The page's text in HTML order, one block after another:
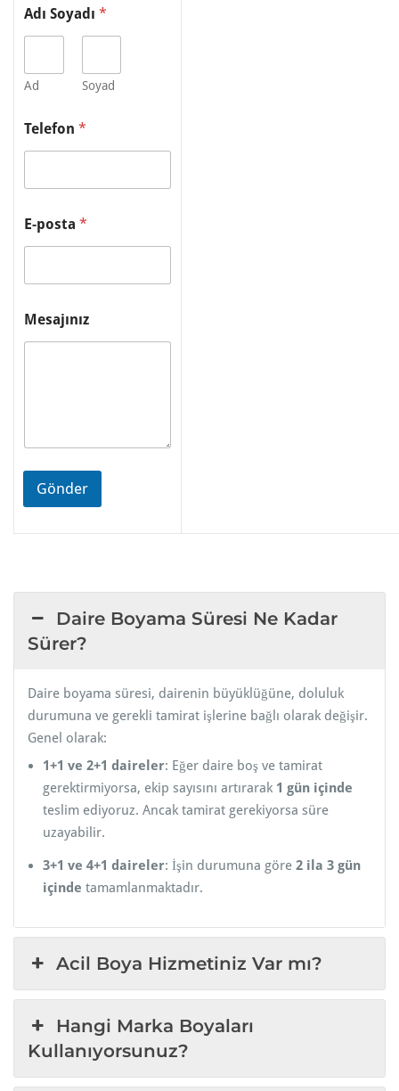
Adı Soyadı *
Ad Soyad
n
o
Telefon *
E-posta *
Mesajınız
Gönder
Daire Boyama Süresi Ne Kadar
Sürer?
Daire boyama süresi, dairenin büyüklüğüne, doluluk
durumuna ve gerekli tamirat işlerine bağlı olarak değişir.
Genel olarak:
1+1 ve 2+1 daireler: Eğer daire boş ve tamirat
gerektirmiyorsa, ekip sayısını artırarak 1 gün içinde
teslim ediyoruz. Ancak tamirat gerekiyorsa süre
uzayabilir.
3+1 ve 4+1 daireler: İşin durumuna göre 2 ila 3 gün
içinde tamamlanmaktadır.
Acil Boya Hizmetiniz Var mı?
Hangi Marka Boyaları
Kullanıyorsunuz?